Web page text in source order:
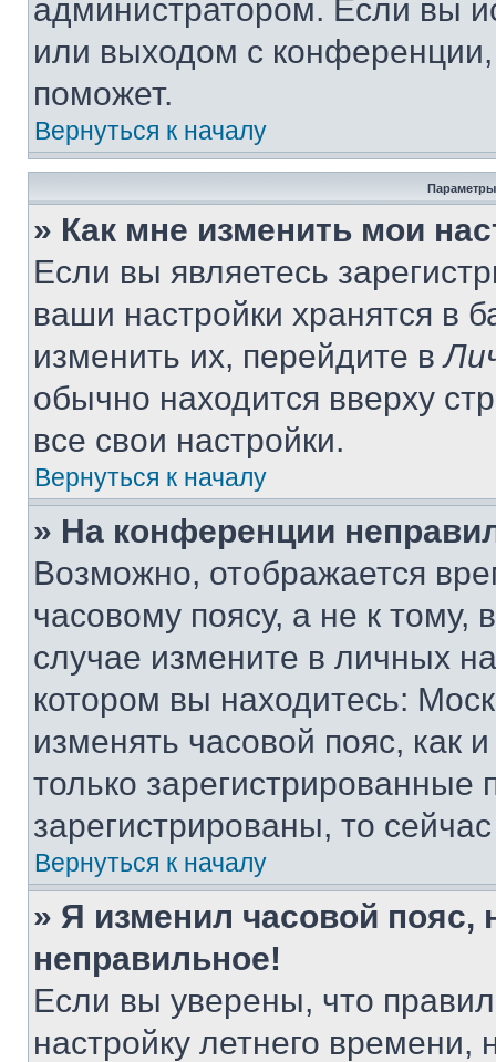
администратором. Если вы
или выходом с
поможет.
Вернуться к началу
Параметры
» Как мне изменить мои
Если вы являетесь
ваши настройки хранятся в
изменить их, перейдите в
обычно находится вверху
все свои настройки.
Вернуться к началу
» На конференции
Возможно, отображается
часовому поясу, а не к тому,
случае измените в личных
котором вы находитесь:
изменять часовой пояс, как
только
зарегистрированы, то
Вернуться к началу
» Я изменил часовой пояс,
неправильное!
Если вы уверены, что
настройку летнего